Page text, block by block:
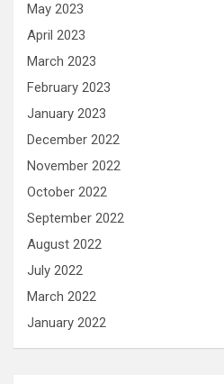
May 2023
April 2023
March 2023
February 2023
January 2023
December 2022
November 2022
October 2022
September 2022
August 2022
July 2022
March 2022
January 2022